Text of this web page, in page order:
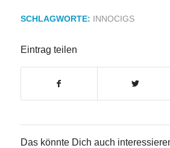
SCHLAGWORTE: INNOCIGS
Eintrag teilen
Das könnte Dich auch